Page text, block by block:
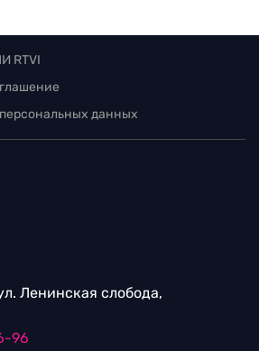
RTVI
данных
Ленинская слобода,
96